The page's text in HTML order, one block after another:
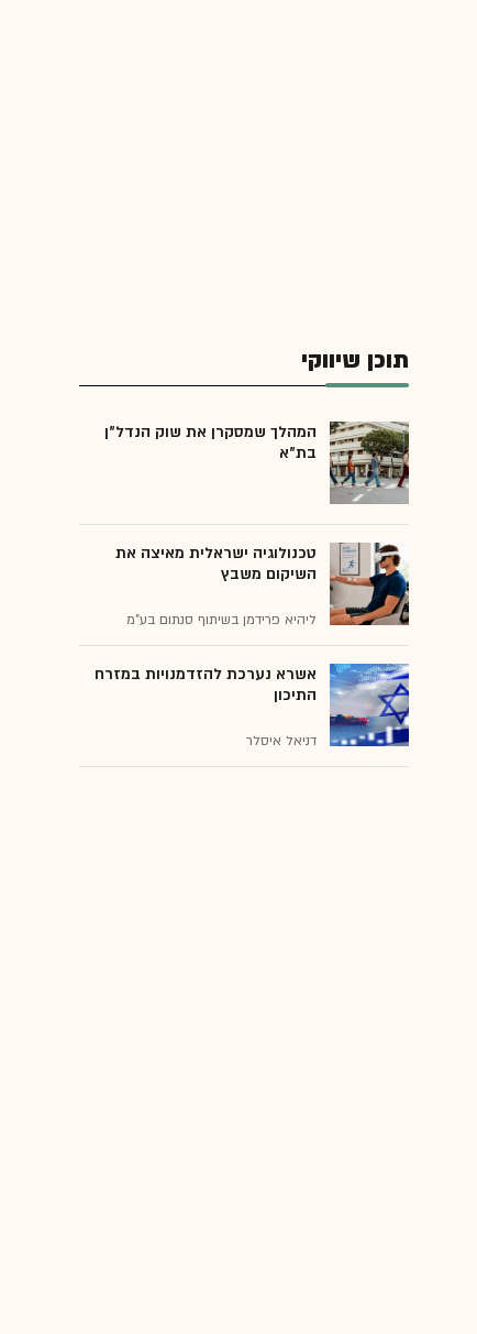
תוכן שיווקי
המהלך שמסקרן את שוק הנדל"ן
בת"א
טכנולוגיה ישראלית מאיצה את
השיקום משבץ
ליהיא פרידמן בשיתוף סנתום בע"מ
אשרא נערכת להזדמנויות במזרח
התיכון
דניאל איסלר